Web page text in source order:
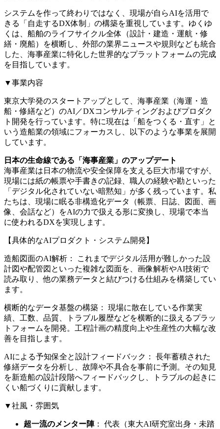
システムを作って終わりではなく、現場が自らAIを活用で
きる「自走するDX体制」の構築を重視しています。ゆくゆ
くは、船舶のライフサイクル全体（設計・建造・運航・修
繕・廃船）を横断し、外部の業界ニュースや規則なども統合
した、海事産業に特化した世界的なプラットフォームの完成
を目指しています。
▼事業内容
東京大学発のスタートアップとして、海事産業（海運・造
船・修繕など）のAI／DXコンサルティングおよびプロダク
ト開発を行っています。特に現在は「船をつくる・直す」と
いう造船業の領域にフォーカスし、以下のような事業を展開
しています。
日本の生命線である「海事産業」のアップデート
海事産業は日本の物流や安全保障を支える巨大市場ですが、
現場には紙の帳票や手書きの記録、職人の経験や勘といった
「デジタル化されていない暗黙知」が多く残っています。私
たちは、現場に眠る非構造化データ（帳票、日誌、図面、画
像、会話など）をAIの力で扱える形に変換し、現場で本当
に使われるDXを実現します。
【具体的なAIプロダクト・システム開発】
造船図面のAI解析： これまでデジタル活用が難しかった設
計図や配管図といった複雑な図面を、画像解析やAI技術で
読み取り、他の業務データと結びつける仕組みを構築してい
ます。
横断的なデータ基盤の構築： 現場に散在している作業実
績、工数、品質、トラブル履歴などを横断的に扱えるプラッ
トフォームを開発。工程計画の精度向上や生産性の大幅な改
善を目指します。
AIによる予知保全と設計フィードバック： 長年蓄積された
修繕データを分析し、故障や不具合を事前に予測。その知見
を新造船の設計段階へフィードバックし、トラブルの起きに
くい船づくりに貢献します。
▼社風・雰囲気
超一流のメンター陣： 代表（東大AI研究室出身・未踏